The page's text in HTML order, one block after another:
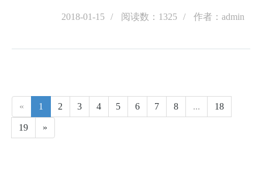
2018-01-15 阅读数：1325 作者：admin
« 1 2 3 4 5 6 7 8 ... 18
19 »